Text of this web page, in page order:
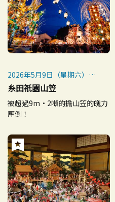
2026年5月9日（星期六）～5
月10日（星期日）
日星期日舉行
糸田祇園山笠
被超過9m·2噸的擔山笠的魄力
壓倒！